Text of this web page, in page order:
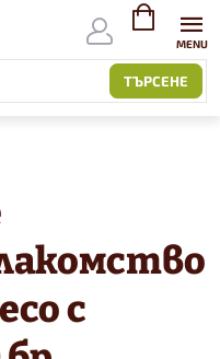
ТЪРСЕНЕ
ВИЖ
с